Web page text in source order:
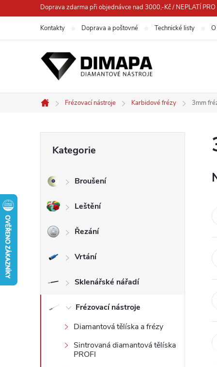
na
Doprava zdarma při objednávce nad 3000,-Kč / NEPLATÍ
Kontakty Doprava a poštovné Technické listy
Domů
Frézovací nástroje Karbidové frézy 3mm
s
a
n
n
kategorie
Kategorie
Broušení
Leštění
Řezání
Vrtání
Sklenářské nářadí
Frézovací nástroje
Diamantová tělíska a frézy
Sintrovaná diamantová tělíska
PROFI